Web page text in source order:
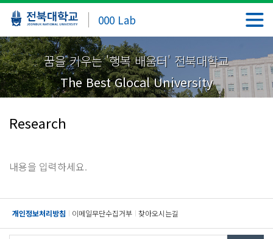
000 Lab
꿈을 키우는 '행복 배움터' 전북대학교
The Best Glocal University
Research
내용을 입력하세요.
개인정보처리방침 이메일무단수집거부 찾아오시는길